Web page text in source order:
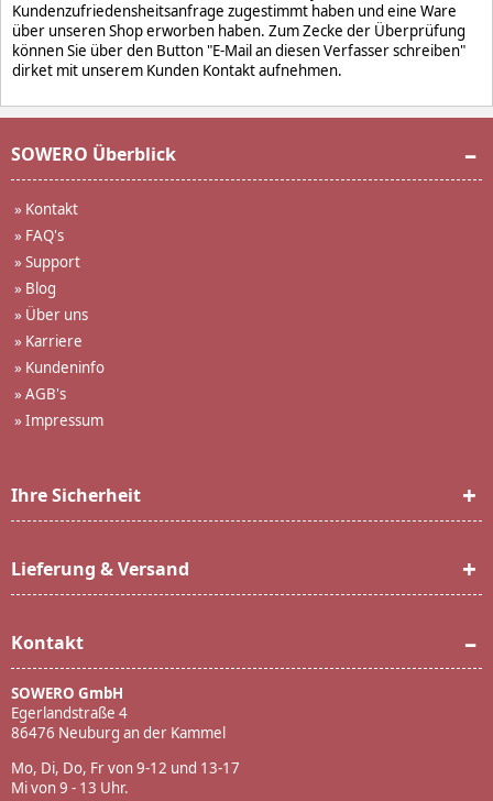
Kundenzufriedensheitsanfrage zugestimmt haben und eine Ware
über unseren Shop erworben haben. Zum Zecke der Überprüfung
können Sie über den Button "E-Mail an diesen Verfasser schreiben"
dirket mit unserem Kunden Kontakt aufnehmen.
SOWERO Überblick
» Kontakt
» FAQ's
» Support
» Blog
» Über uns
» Karriere
» Kundeninfo
» AGB's
» Impressum
Ihre Sicherheit
Lieferung & Versand
Kontakt
SOWERO GmbH
Egerlandstraße 4
86476 Neuburg an der Kammel
Mo, Di, Do, Fr von 9-12 und 13-17
Mi von 9 - 13 Uhr.